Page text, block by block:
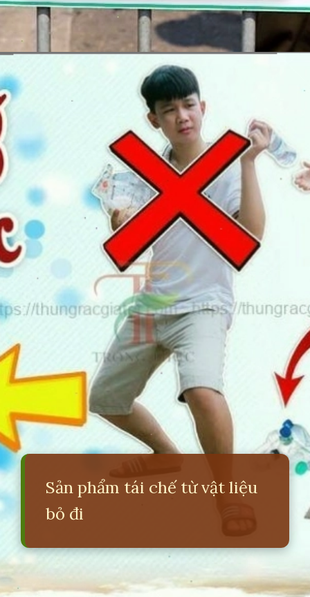
Sản phẩm tái chế từ vật liệu
bỏ đi